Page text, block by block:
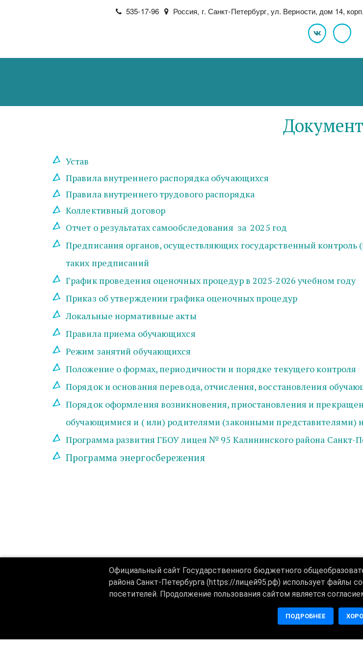
535-17-96 Россия, г. Санкт-Петербург, ул. Верности, дом 14,
Устав
Правила внутреннего распорядка обучающихся
Правила внутреннего трудового распорядка
Коллективный договор
Отчет о результатах самообследования  за  2025 год
Предписания органов, осуществляющих государственный контроль
таких предписаний
График проведения оценочных процедур в 2025-2026 учебном году
Приказ об утверждении графика оценочных процедур
Локальные нормативные акты
Правила приема обучающихся
Режим занятий обучающихся
Положение о формах, периодичности и порядке текущего контроля
Порядок и основания перевода, отчисления, восстановления
Порядок оформления возникновения, приостановления и
обучающимися и ( или) родителями (законными представителями)
Программа развития ГБОУ лицея № 95 Калининского района Санкт-
Программа энергосбережения
Официальный сайт Государственного бюджетного
района Санкт-Петербурга (https://лицей95.рф) использует файлы
посетителей. Продолжение пользования сайтом является
ПОДРОБНЕЕ